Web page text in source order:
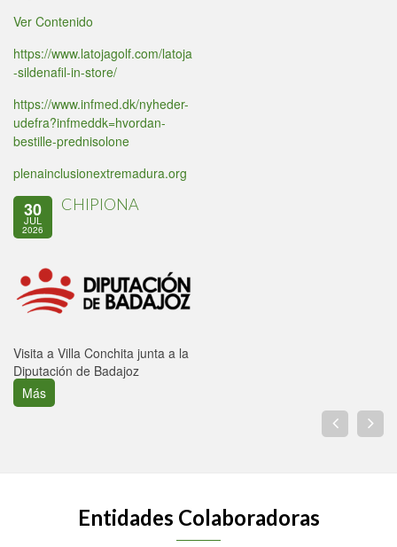
Ver Contenido
https://www.latojagolf.com/latoja
-sildenafil-in-store/
https://www.infmed.dk/nyheder-
udefra?infmeddk=hvordan-
bestille-prednisolone
plenainclusionextremadura.org
30
JUL
2026
CHIPIONA
Visita a Villa Conchita junta a la
Diputación de Badajoz
Más
Entidades Colaboradoras